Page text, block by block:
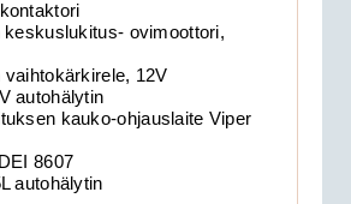
330X1 autohälytin +
DEI 509U
keskuslukitus- ovimoottori,
vaihtokärkirele, 12V
autohälytin
kauko-ohjauslaite Viper
8607
autohälytin